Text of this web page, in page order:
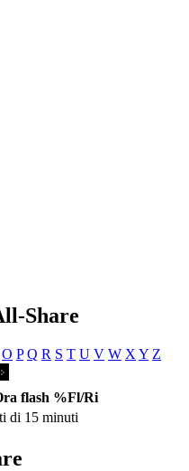
Share
O P Q R S T U V W X Y Z
flash %Fl/Ri
di 15 minuti